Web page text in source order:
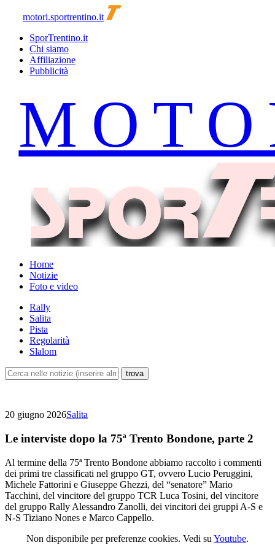
motori.sportrentino.it
SporTrentino.it
Chi siamo
Affiliazione
Pubblicità
Home
Notizie
Foto e video
Rally
Salita
Pista
Regolarità
Slalom
20 giugno 2026Salita
Le interviste dopo la 75ª Trento Bondone, parte 2
Al termine della 75ª Trento Bondone abbiamo raccolto i commenti
dei primi tre classificati nel gruppo GT, ovvero Lucio Peruggini,
Michele Fattorini e Giuseppe Ghezzi, del “senatore” Mario
Tacchini, del vincitore del gruppo TCR Luca Tosini, del vincitore
del gruppo Rally Alessandro Zanolli, dei vincitori dei gruppi A-S e
N-S Tiziano Nones e Marco Cappello.
Non disponibile per preferenze cookies. Vedi su Youtube.